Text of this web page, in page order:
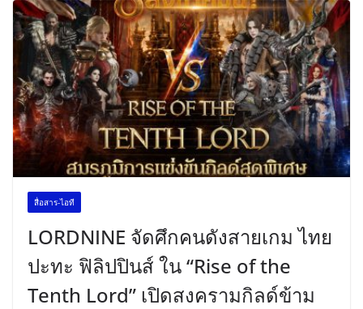
สื่อสาร-ไอที
LORDNINE จัดศึกคนดังสายเกม ไทย
ปะทะ ฟิลิปปินส์ ใน “Rise of the
Tenth Lord” เปิดสงครามกิลด์ข้าม